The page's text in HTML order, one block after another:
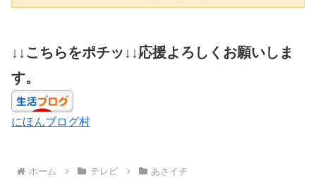
↓↓こちらをポチッ↓↓応援よろしくお願いしま
す。
にほんブログ村
ホーム テレビ あさイチ